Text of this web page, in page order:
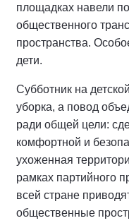
площадках навели
общественного
пространства.
дети.
Субботник на
уборка, а повод
ради общей цели:
комфортной и
ухоженная
рамках партийного
всей стране
общественные